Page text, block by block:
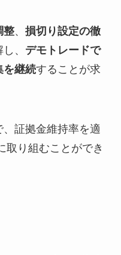
整、 損切り設定の徹
、 デモトレードで
を継続することが求
証拠金維持率を適
取り組むことができ